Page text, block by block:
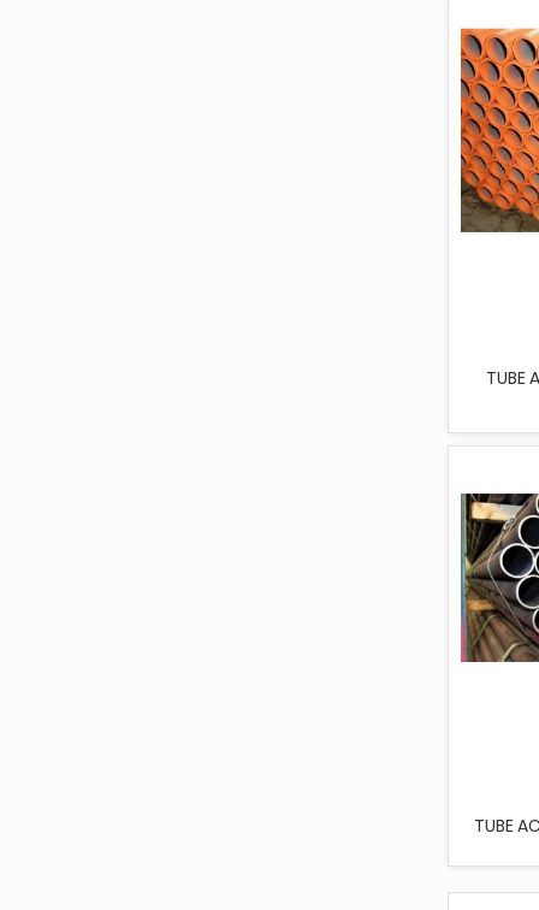
TUBE
TUBE